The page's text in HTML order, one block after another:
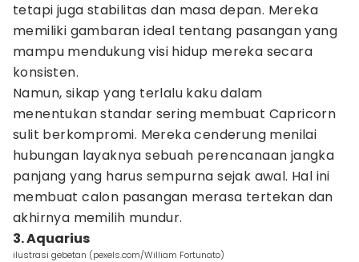
tetapi juga stabilitas dan masa depan. Mereka
memiliki gambaran ideal tentang pasangan yang
mampu mendukung visi hidup mereka secara
konsisten.
Namun, sikap yang terlalu kaku dalam
menentukan standar sering membuat Capricorn
sulit berkompromi. Mereka cenderung menilai
hubungan layaknya sebuah perencanaan jangka
panjang yang harus sempurna sejak awal. Hal ini
membuat calon pasangan merasa tertekan dan
akhirnya memilih mundur.
3. Aquarius
ilustrasi gebetan (pexels.com/William Fortunato)